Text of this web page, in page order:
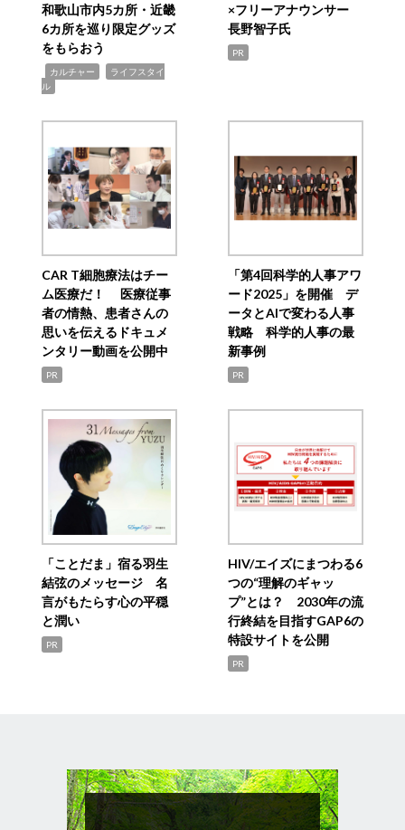
和歌山市内5カ所・近畿
6カ所を巡り限定グッズ
をもらおう
カルチャー
ライフスタイ
ル
×フリーアナウンサー
長野智子氏
PR
CAR T細胞療法はチー
ム医療だ！ 医療従事
者の情熱、患者さんの
思いを伝えるドキュメ
ンタリー動画を公開中
PR
「第4回科学的人事アワ
ード2025」を開催 デ
ータとAIで変わる人事
戦略 科学的人事の最
新事例
PR
「ことだま」宿る羽生
結弦のメッセージ 名
言がもたらす心の平穏
と潤い
PR
HIV/エイズにまつわる6
つの“理解のギャッ
プ”とは？ 2030年の流
行終結を目指すGAP6の
特設サイトを公開
PR